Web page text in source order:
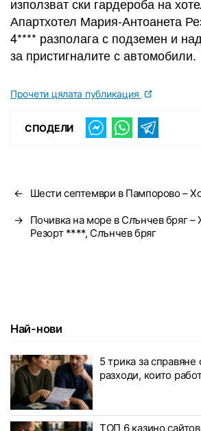
използват ски гардероба на
Апартхотел Мария-Антоанета
4**** разполага с подземен и
за пристигналите с автомобили.
Прочети цялата публикация
СПОДЕЛИ
← Шести септември в Пампорово –
→
Почивка на море в Слънчев бряг –
Резорт ****, Слънчев бряг
Най-нови
5 трика за
разходи, които
ТОП 6 казино